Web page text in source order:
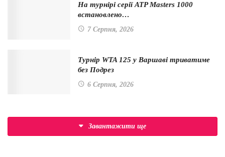
На турнірі серії ATP Masters 1000
встановлено…
7 Серпня, 2026
Турнір WTA 125 у Варшаві триватиме
без Подрез
6 Серпня, 2026
Завантажити ще